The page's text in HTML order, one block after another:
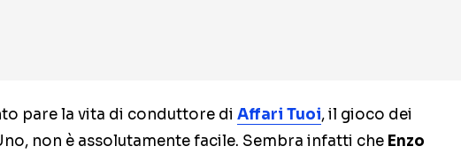
pare la vita di conduttore di Affari Tuoi, il gioco dei
non è assolutamente facile. Sembra infatti che Enzo